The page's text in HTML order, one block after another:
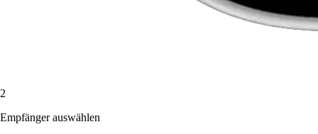
2
Empfänger auswählen